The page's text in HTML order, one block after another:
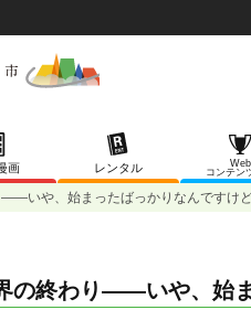
画 レンタル
Web
コンテン
いや、始まったばっかりなんですけ
の終わり――いや、始